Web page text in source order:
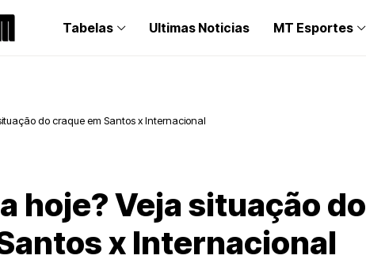
Tabelas Ultimas Noticias MT Esportes
do craque em Santos x Internacional
hoje? Veja situação do
x Internacional